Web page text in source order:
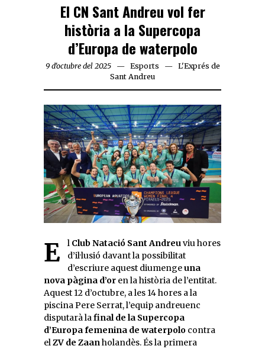
El CN Sant Andreu vol fer
història a la Supercopa
d’Europa de waterpolo
9 d'octubre del 2025 Esports
L'Exprés de
Sant Andreu
El Club Natació Sant Andreuviu hores
d’il·lusió davant la possibilitat
d’escriure aquest diumengeuna
nova pàgina d’or en la història de l’entitat.
Aquest 12 d’octubre, a les 14 hores a la
piscina Pere Serrat, l’equip andreuenc
disputarà lafinal de la Supercopa
d’Europa femenina de waterpolo contra
elZV de Zaanholandès. És la primera